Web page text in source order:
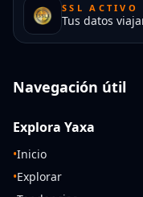
SSL ACTIVO
Tus datos
Navegación útil
Explora Yaxa
•Inicio
•Explorar